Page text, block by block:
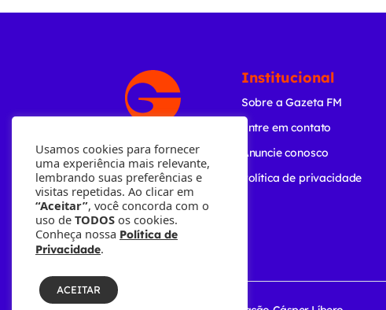
Institucional
Sobre a Gazeta FM
Entre em contato
Anuncie conosco
Política de privacidade
Usamos cookies para fornecer
uma experiência mais relevante,
lembrando suas preferências e
visitas repetidas. Ao clicar em
“Aceitar”, você concorda com o
uso de TODOS os cookies.
Conheça nossa Política de
Privacidade.
ACEITAR